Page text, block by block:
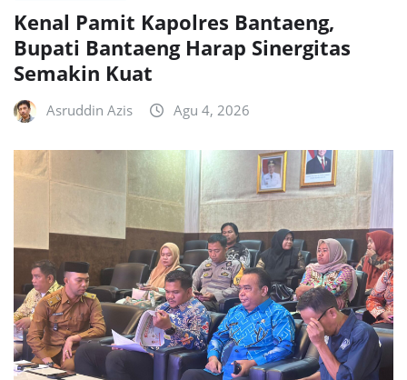
Kenal Pamit Kapolres Bantaeng,
Bupati Bantaeng Harap Sinergitas
Semakin Kuat
Asruddin Azis Agu 4, 2026